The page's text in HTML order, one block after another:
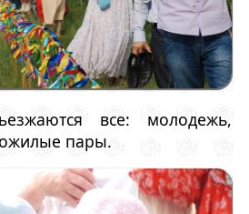
все: молодежь,
пары.